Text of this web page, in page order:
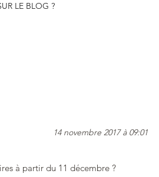
LE BLOG ?
14 novembre 2017 à 09:01
à partir du 11 décembre ?